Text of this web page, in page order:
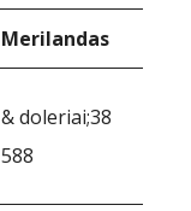
Merilandas
& doleriai;38
588